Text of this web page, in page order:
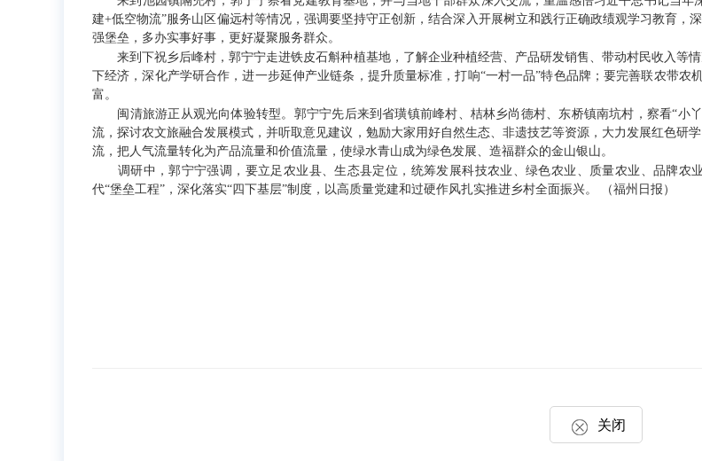
建+低空物流”服务山区偏远村等情况，强调要坚持守正创新，结合深入开展树立和践行正确政绩观学习教育，
强堡垒，多办实事好事，更好凝聚服务群众。
来到下祝乡后峰村，郭宁宁走进铁皮石斛种植基地，了解企业种植经营、产品研发销售、带动村民收入等
下经济，深化产学研合作，进一步延伸产业链条，提升质量标准，打响“一村一品”特色品牌；要完善联农带
富。
闽清旅游正从观光向体验转型。郭宁宁先后来到省璜镇前峰村、桔林乡尚德村、东桥镇南坑村，察看“小
流，探讨农文旅融合发展模式，并听取意见建议，勉励大家用好自然生态、非遗技艺等资源，大力发展红色研
流，把人气流量转化为产品流量和价值流量，使绿水青山成为绿色发展、造福群众的金山银山。
调研中，郭宁宁强调，要立足农业县、生态县定位，统筹发展科技农业、绿色农业、质量农业、品牌农
代“堡垒工程”，深化落实“四下基层”制度，以高质量党建和过硬作风扎实推进乡村全面振兴。 （福州日报）
关闭